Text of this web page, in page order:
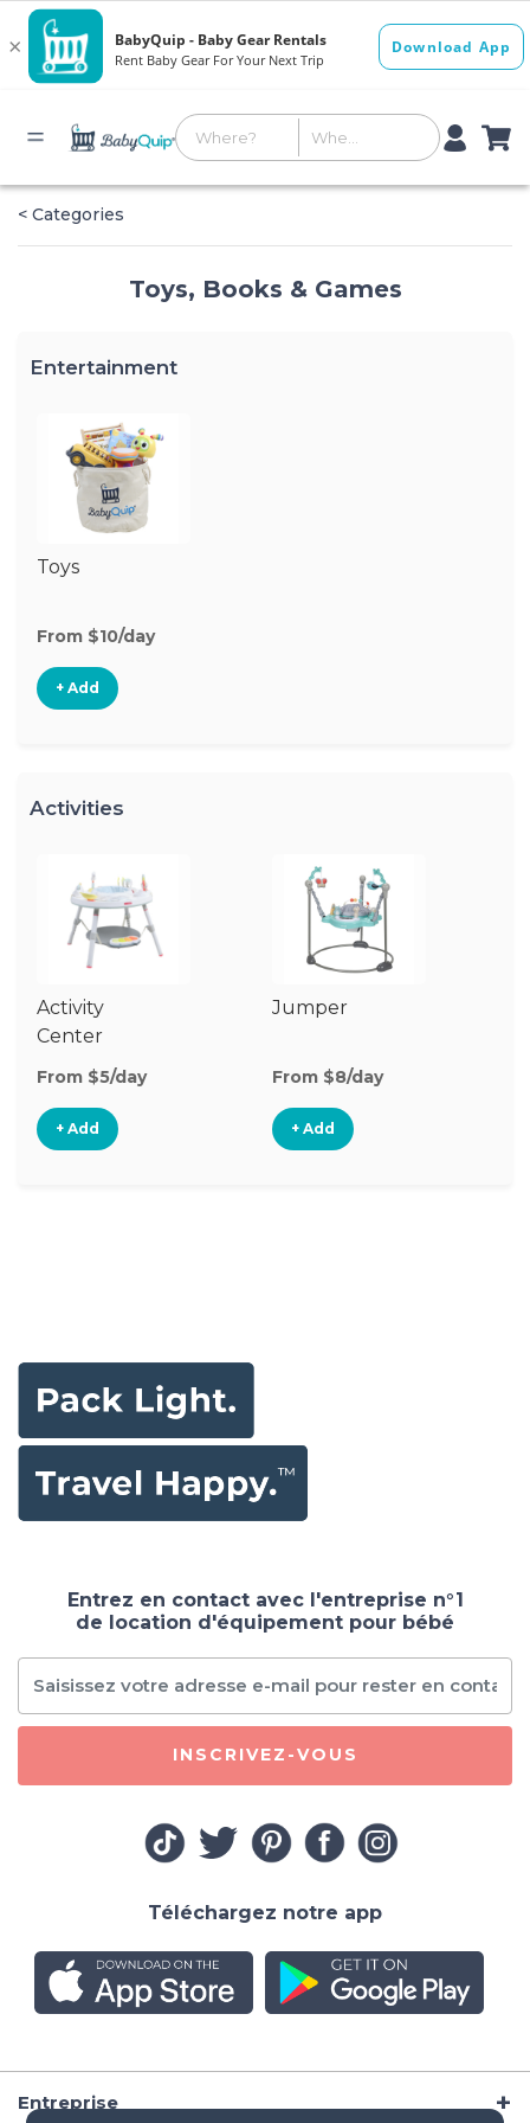
< Categories
Toys, Books & Games
Entertainment
Toys
From $10/day
+ Add
Activities
Activity
Center
From $5/day
+ Add
Jumper
From $8/day
+ Add
Entreprise
Entrez en contact avec l'entreprise n°1
de location d'équipement pour bébé
INSCRIVEZ-VOUS
Téléchargez notre app